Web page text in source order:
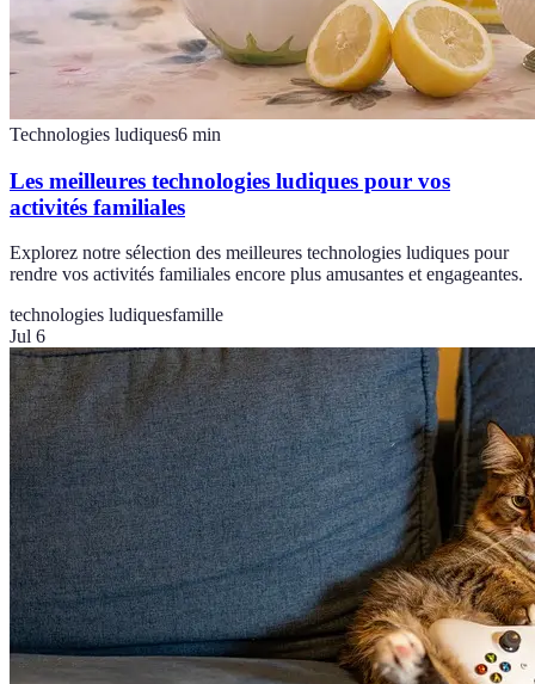
Technologies ludiques6 min
Les meilleures technologies ludiques pour vos
activités familiales
Explorez notre sélection des meilleures technologies ludiques pour
rendre vos activités familiales encore plus amusantes et engageantes.
technologies ludiquesfamille
Jul 6